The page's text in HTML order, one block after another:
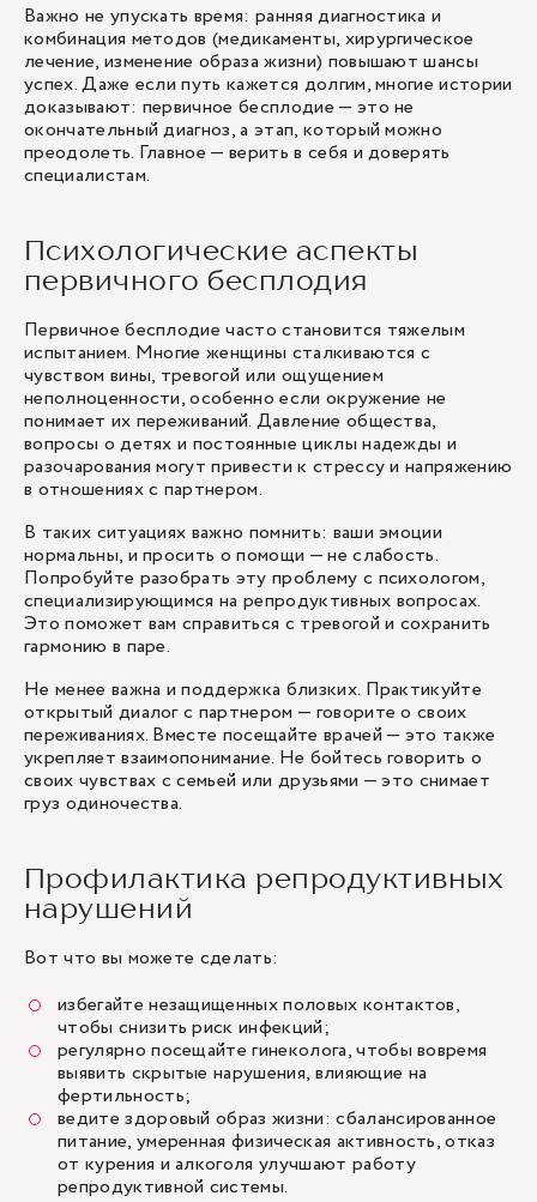
Важно не упускать время: ранняя диагностика и
комбинация методов (медикаменты, хирургическое
лечение, изменение образа жизни) повышают шансы
успех. Даже если путь кажется долгим, многие истории
доказывают: первичное бесплодие — это не
окончательный диагноз, а этап, который можно
преодолеть. Главное — верить в себя и доверять
специалистам.
Психологические аспекты
первичного бесплодия
Первичное бесплодие часто становится тяжелым
испытанием. Многие женщины сталкиваются с
чувством вины, тревогой или ощущением
неполноценности, особенно если окружение не
понимает их переживаний. Давление общества,
вопросы о детях и постоянные циклы надежды и
разочарования могут привести к стрессу и напряжению
в отношениях с партнером.
В таких ситуациях важно помнить: ваши эмоции
нормальны, и просить о помощи — не слабость.
Попробуйте разобрать эту проблему с психологом,
специализирующимся на репродуктивных вопросах.
Это поможет вам справиться с тревогой и сохранить
гармонию в паре.
Не менее важна и поддержка близких. Практикуйте
открытый диалог с партнером — говорите о своих
переживаниях. Вместе посещайте врачей — это также
укрепляет взаимопонимание. Не бойтесь говорить о
своих чувствах с семьей или друзьями — это снимает
груз одиночества.
Профилактика репродуктивных
нарушений
Вот что вы можете сделать:
избегайте незащищенных половых контактов,
чтобы снизить риск инфекций;
регулярно посещайте гинеколога, чтобы вовремя
выявить скрытые нарушения, влияющие на
фертильность;
ведите здоровый образ жизни: сбалансированное
питание, умеренная физическая активность, отказ
от курения и алкоголя улучшают работу
репродуктивной системы.